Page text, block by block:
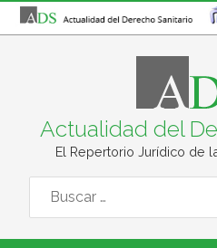
Actualidad del
El Repertorio Jurídico de